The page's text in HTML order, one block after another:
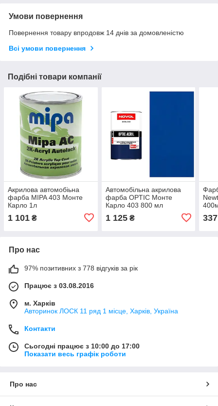
Умови повернення
Повернення товару впродовж 14 днів за домовленістю
Всі умови повернення
Подібні товари компанії
Акрилова автомобіьна
фарба MIPA 403 Монте
Карло 1л
1 101 ₴
Автомобільна акрилова
фарба OPTIC Монте
Карло 403 800 мл
1 125₴ 337
Про нас
97% позитивних з 778 відгуків за рік
Працює з 03.08.2016
м. Харків
Авторинок ЛОСК 11 ряд 1 місце, Харків, Україна
Контакти
Сьогодні працює з 10:00 до 17:00
Показати весь графік роботи
Про нас